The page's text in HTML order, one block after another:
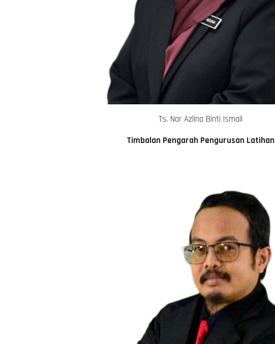
Ts. Nor Azlina Binti Ismail
Timbalan Pengarah Pengurusan Latihan